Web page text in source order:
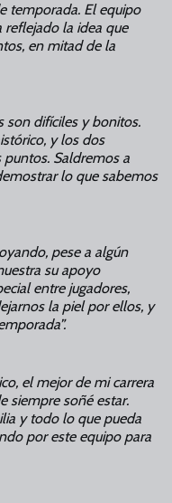
temporada. El equipo
la idea que
en mitad de la
son difíciles y bonitos.
y los dos
Saldremos a
lo que sabemos
pese a algún
su apoyo
entre jugadores,
la piel por ellos, y
el mejor de mi carrera
siempre soñé estar.
y todo lo que pueda
por este equipo para